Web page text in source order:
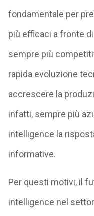
fondamentale per
più efficaci a fronte
sempre più
rapida evoluzione
accrescere la
infatti, sempre più
intelligence la
informative.
Per questi motivi, il
intelligence nel